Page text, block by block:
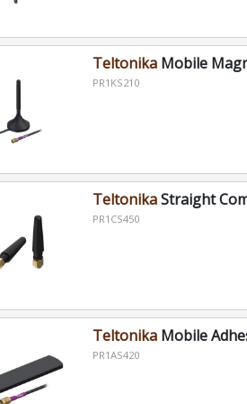
TeltonikaMobile
PR1KS210
TeltonikaStraight
PR1CS450
TeltonikaMobile
PR1AS420